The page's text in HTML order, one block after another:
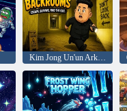
Kim Jong Un'un Arka Odaları